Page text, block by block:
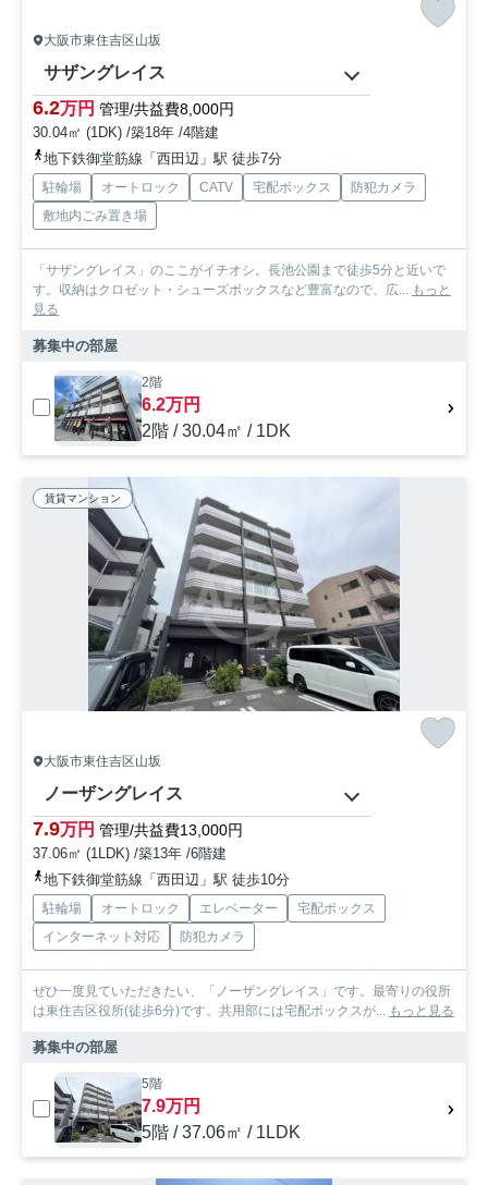
大阪市東住吉区山坂
サザングレイス
6.2万円 管理/共益費8,000円
30.04㎡ (1DK) /築18年 /4階建
地下鉄御堂筋線「西田辺」駅 徒歩7分
駐輪場 オートロック CATV 宅配ボックス
防犯カメラ
敷地内ごみ置き場
「サザングレイス」のここがイチオシ。長池公園まで徒歩5分と近いで
す。収納はクロゼット・シューズボックスなど豊富なので、広... もっと
見る
募集中の部屋
2階
6.2万円
2階 / 30.04㎡ / 1DK
賃貸マンション
大阪市東住吉区山坂
ノーザングレイス
7.9万円 管理/共益費13,000円
37.06㎡ (1LDK) /築13年 /6階建
地下鉄御堂筋線「西田辺」駅 徒歩10分
駐輪場 オートロック エレベーター
宅配ボックス
インターネット対応
防犯カメラ
ぜひ一度見ていただきたい、「ノーザングレイス」です。最寄りの役所
は東住吉区役所(徒歩6分)です。共用部には宅配ボックスが... もっと見る
募集中の部屋
5階
7.9万円
5階 / 37.06㎡ / 1LDK